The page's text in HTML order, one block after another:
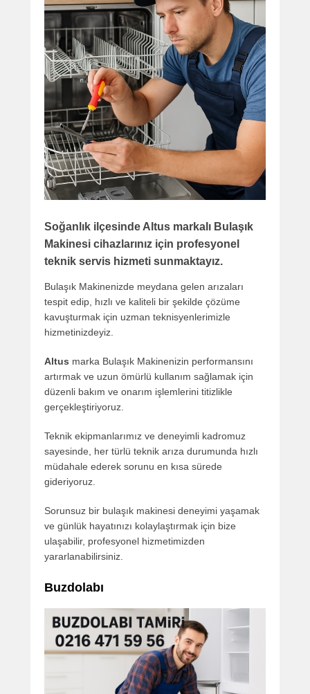
Soğanlık ilçesinde Altus markalı Bulaşık
Makinesi cihazlarınız için profesyonel
teknik servis hizmeti sunmaktayız.
Bulaşık Makinenizde meydana gelen arızaları
tespit edip, hızlı ve kaliteli bir şekilde çözüme
kavuşturmak için uzman teknisyenlerimizle
hizmetinizdeyiz.
Altus marka Bulaşık Makinenizin performansını
artırmak ve uzun ömürlü kullanım sağlamak için
düzenli bakım ve onarım işlemlerini titizlikle
gerçekleştiriyoruz.
Teknik ekipmanlarımız ve deneyimli kadromuz
sayesinde, her türlü teknik arıza durumunda hızlı
müdahale ederek sorunu en kısa sürede
gideriyoruz.
Sorunsuz bir bulaşık makinesi deneyimi yaşamak
ve günlük hayatınızı kolaylaştırmak için bize
ulaşabilir, profesyonel hizmetimizden
yararlanabilirsiniz.
Buzdolabı